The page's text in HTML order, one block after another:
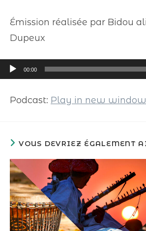
Émission réalisée par Bidou
Dupeux
Lecteur
audio
00:00
Podcast: Play in new window
VOUS DEVRIEZ ÉGALEMENT